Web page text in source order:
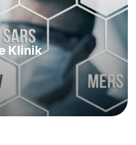
Klinik